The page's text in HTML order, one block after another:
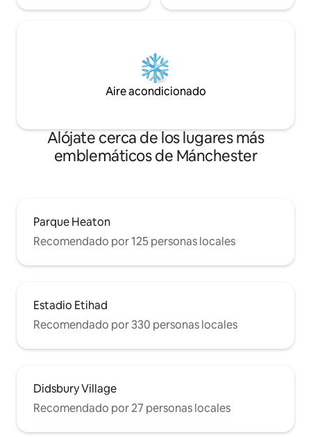
Aire acondicionado
Alójate cerca de los lugares más
emblemáticos de Mánchester
Parque Heaton
Recomendado por 125 personas locales
Estadio Etihad
Recomendado por 330 personas locales
Didsbury Village
Recomendado por 27 personas locales